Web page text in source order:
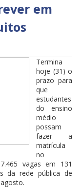
em
Termina
hoje (31) o
prazo para
que
estudantes
do ensino
médio
possam
fazer a
matrícula
no
vagas em 131
da rede pública de